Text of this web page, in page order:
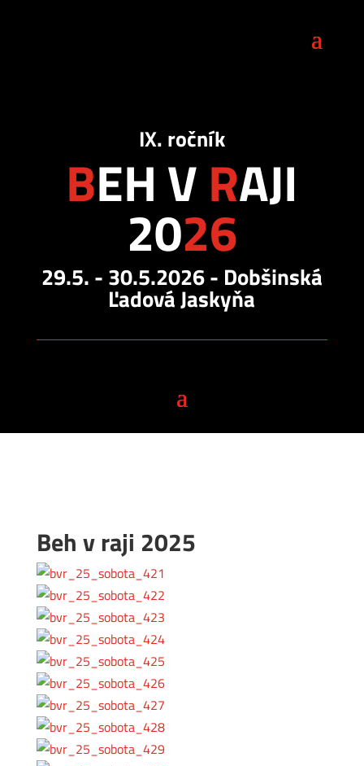
IX. ročník
BEH VRAJI
2026
29.5. - 30.5.2026 - Dobšinská
Ľadová Jaskyňa
Beh v raji 2025